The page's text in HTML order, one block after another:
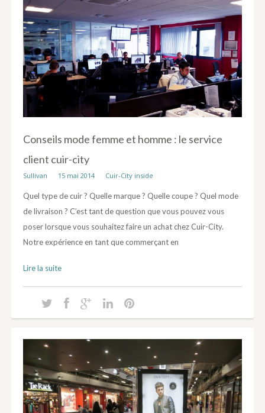
Conseils mode femme et homme : le service
client cuir-city
Sullivan 15 mai 2014 Cuir-City inside
Quel type de cuir ? Quelle marque ? Quelle coupe ? Quel mode
de livraison ? C’est tant de question que vous pouvez vous
poser lorsque vous souhaitez faire un achat chez Cuir-City.
Notre expérience en tant que commerçant en
Lire la suite